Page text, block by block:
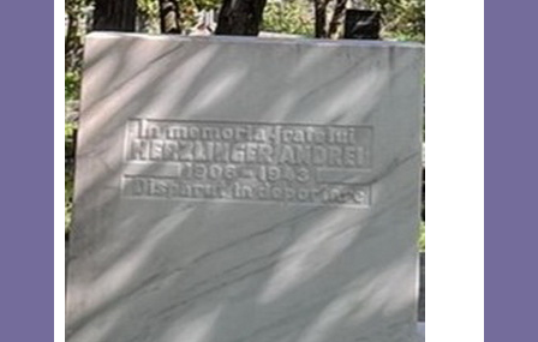
nu sunt sigur că știe să-l folosească, pentru că atunci
când promoția lui își făcea serviciul militar, el se ocupa de
vandalizarea bunurilor arabilor din teritorii, ori a evreilor
care nu-i erau pe plac. Printre altele a demontat și tăblița
cu logoul de la mașina fostului prim ministru Yitzhak
Rabin, declarând atunci că dacă a ajuns la tablă, poate
ajunge și la om. Bineînțeles că Itamar Ben Gvir nu
acționează singur. El este “ajutat” în primul rând de acei
teroriști arabi, înfierbântați de propaganda Hamasului, care
au comis o serie de atentate pe străzile Israelului. Fiecare
astfel de terorist îi mai adaugă lui Ben Gvir un
mandat.